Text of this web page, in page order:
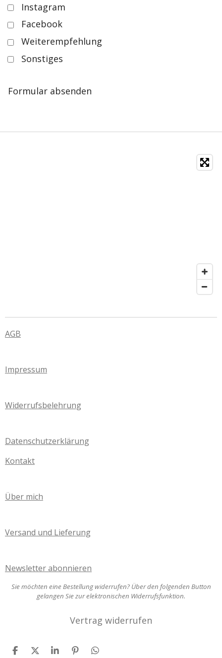
Instagram
Facebook
Weiterempfehlung
Sonstiges
Formular absenden
AGB
Impressum
Widerrufsbelehrung
Datenschutzerklärung
Kontakt
Über mich
Versand und Lieferung
Newsletter abonnieren
Sie möchten eine Bestellung widerrufen? Über den folgenden Button
gelangen Sie zur elektronischen Widerrufsfunktion.
Vertrag widerrufen
T
T
T
P
T